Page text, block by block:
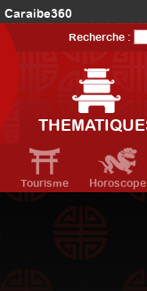
Caraibe360
AmériqueDuNord360
Recherche :
Tourisme Horoscope